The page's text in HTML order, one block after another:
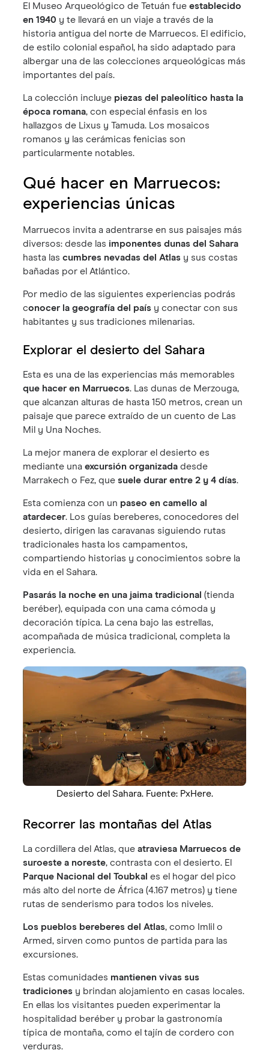
El Museo Arqueológico de Tetuán fueestablecido
en 1940 y te llevará en un viaje a través de la
historia antigua del norte de Marruecos. El edificio,
de estilo colonial español, ha sido adaptado para
albergar una de las colecciones arqueológicas más
importantes del país.
La colección incluye piezas del paleolítico hasta la
época romana, con especial énfasis en los
hallazgos de Lixus y Tamuda. Los mosaicos
romanos y las cerámicas fenicias son
particularmente notables.
Qué hacer en Marruecos:
experiencias únicas
Marruecos invita a adentrarse en sus paisajes más
diversos: desde las imponentes dunas del Sahara
hasta lascumbres nevadas del Atlas y sus costas
bañadas por el Atlántico.
Por medio de las siguientes experiencias podrás
conocer la geografía del país y conectar con sus
habitantes y sus tradiciones milenarias.
Explorar el desierto del Sahara
Esta es una de las experiencias más memorables
que hacer en Marruecos. Las dunas de Merzouga,
que alcanzan alturas de hasta 150 metros, crean un
paisaje que parece extraído de un cuento de Las
Mil y Una Noches.
La mejor manera de explorar el desierto es
mediante unaexcursión organizadadesde
Marrakech o Fez, quesuele durar entre 2 y 4 días.
Esta comienza con un paseo en camello al
atardecer. Los guías bereberes, conocedores del
desierto, dirigen las caravanas siguiendo rutas
tradicionales hasta los campamentos,
compartiendo historias y conocimientos sobre la
vida en el Sahara.
Pasarás la noche en una jaima tradicional (tienda
beréber), equipada con una cama cómoda y
decoración típica. La cena bajo las estrellas,
acompañada de música tradicional, completa la
experiencia.
Desierto del Sahara. Fuente: PxHere.
Recorrer las montañas del Atlas
La cordillera del Atlas, queatraviesa Marruecos de
suroeste a noreste, contrasta con el desierto. El
Parque Nacional del Toubkal es el hogar del pico
más alto del norte de África (4.167 metros) y tiene
rutas de senderismo para todos los niveles.
Los pueblos bereberes del Atlas, como Imlil o
Armed, sirven como puntos de partida para las
excursiones.
Estas comunidades mantienen vivas sus
tradiciones y brindan alojamiento en casas locales.
En ellas los visitantes pueden experimentar la
hospitalidad beréber y probar la gastronomía
típica de montaña, como el tajín de cordero con
verduras.